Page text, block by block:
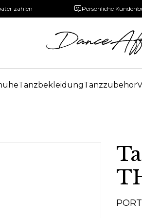
zahlen Persönliche
TanzbekleidungTanzzubehör